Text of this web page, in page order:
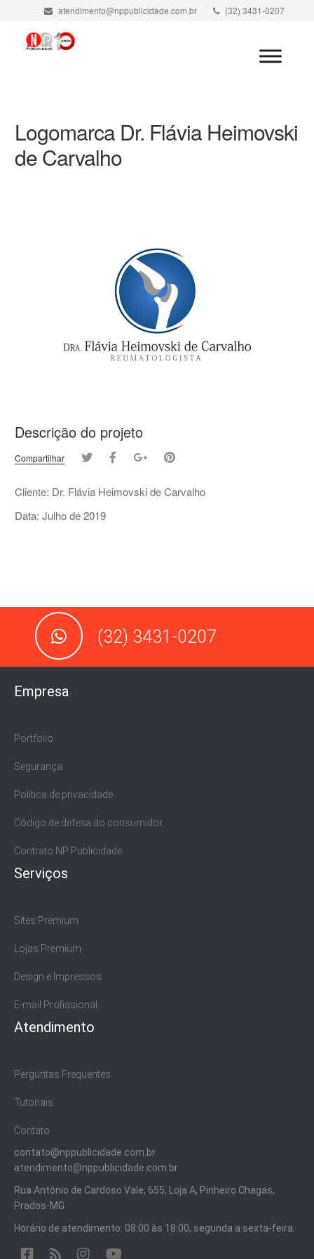
atendimento@nppublicidade.com.br
(32) 3431-0207
Logomarca Dr. Flávia Heimovski
de Carvalho
Descrição do projeto
Compartilhar
Cliente: Dr. Flávia Heimovski de Carvalho
Data: Julho de 2019
(32) 3431-0207
Empresa
Portfolio
Segurança
Política de privacidade
Código de defesa do consumidor
Contrato NP Publicidade
Serviços
Sites Premium
Lojas Premium
Design e Impressos
E-mail Profissional
Atendimento
Perguntas Frequentes
Tutoriais
Contato
contato@nppublicidade.com.br
atendimento@nppublicidade.com.br
Rua Antônio de Cardoso Vale, 655, Loja A, Pinheiro Chagas,
Prados-MG
Horário de atendimento: 08:00 às 18:00, segunda a sexta-feira.